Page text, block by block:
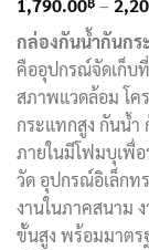
1,790.00 –
กล่องกันน้ำกันกร
คืออุปกรณ์จัดเก็บ
สภาพแวดล้อม โค
กระแทกสูง กันน้ำ
ภายในมีโฟมบุเพื่อ
วัด อุปกรณ์อิเล็กท
งานในภาคสนาม
ขั้นสูง พร้อมมาตร